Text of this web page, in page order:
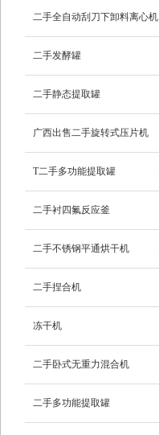
二手全自动刮刀下卸料离心机
二手发酵罐
二手静态提取罐
广西出售二手旋转式压片机
T二手多功能提取罐
二手衬四氟反应釜
二手不锈钢平通烘干机
二手捏合机
冻干机
二手卧式无重力混合机
二手多功能提取罐